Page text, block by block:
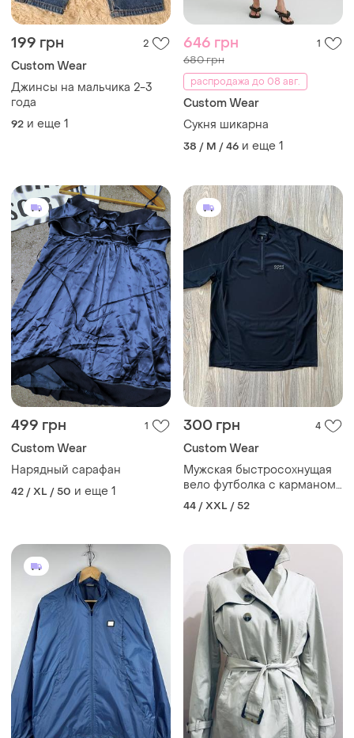
199 грн 2
Сustom Wear
Джинсы на мальчика 2-3
года
92 и еще 1
646 грн 1
680 грн
распродажа до 08 авг.
Сustom Wear
Сукня шикарна
38 / M / 46 и еще 1
499 грн 1
Сustom Wear
Нарядный сарафан
42 / XL / 50 и еще 1
300 грн 4
Сustom Wear
Мужская быстросохнущая
вело футболка с карманом
gore bike wear
44 / XXL / 52